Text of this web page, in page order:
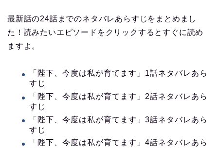
最新話の24話までのネタバレあらすじをまとめまし
た！読みたいエピソードをクリックするとすぐに読め
ますよ。
「陛下、今度は私が育てます」1話ネタバレあら
すじ
「陛下、今度は私が育てます」2話ネタバレあら
すじ
「陛下、今度は私が育てます」3話ネタバレあら
すじ
「陛下、今度は私が育てます」4話ネタバレあら